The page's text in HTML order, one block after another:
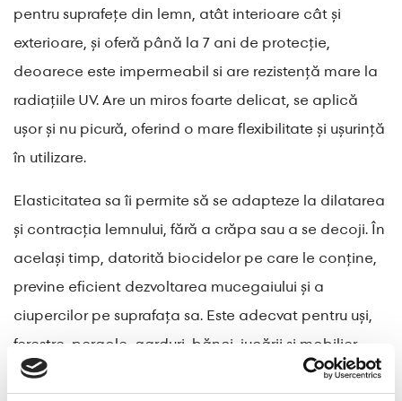
pentru suprafețe din lemn, atât interioare cât și
exterioare, și oferă până la 7 ani de protecție,
deoarece este impermeabil si are rezistență mare la
radiațiile UV. Are un miros foarte delicat, se aplică
ușor și nu picură, oferind o mare flexibilitate și ușurință
în utilizare.
Elasticitatea sa îi permite să se adapteze la dilatarea
și contracția lemnului, fără a crăpa sau a se decoji. În
același timp, datorită biocidelor pe care le conține,
previne eficient dezvoltarea mucegaiului și a
ciupercilor pe suprafața sa. Este adecvat pentru uși,
ferestre, pergole, garduri, bănci, jucării și mobilier
pentru copii.